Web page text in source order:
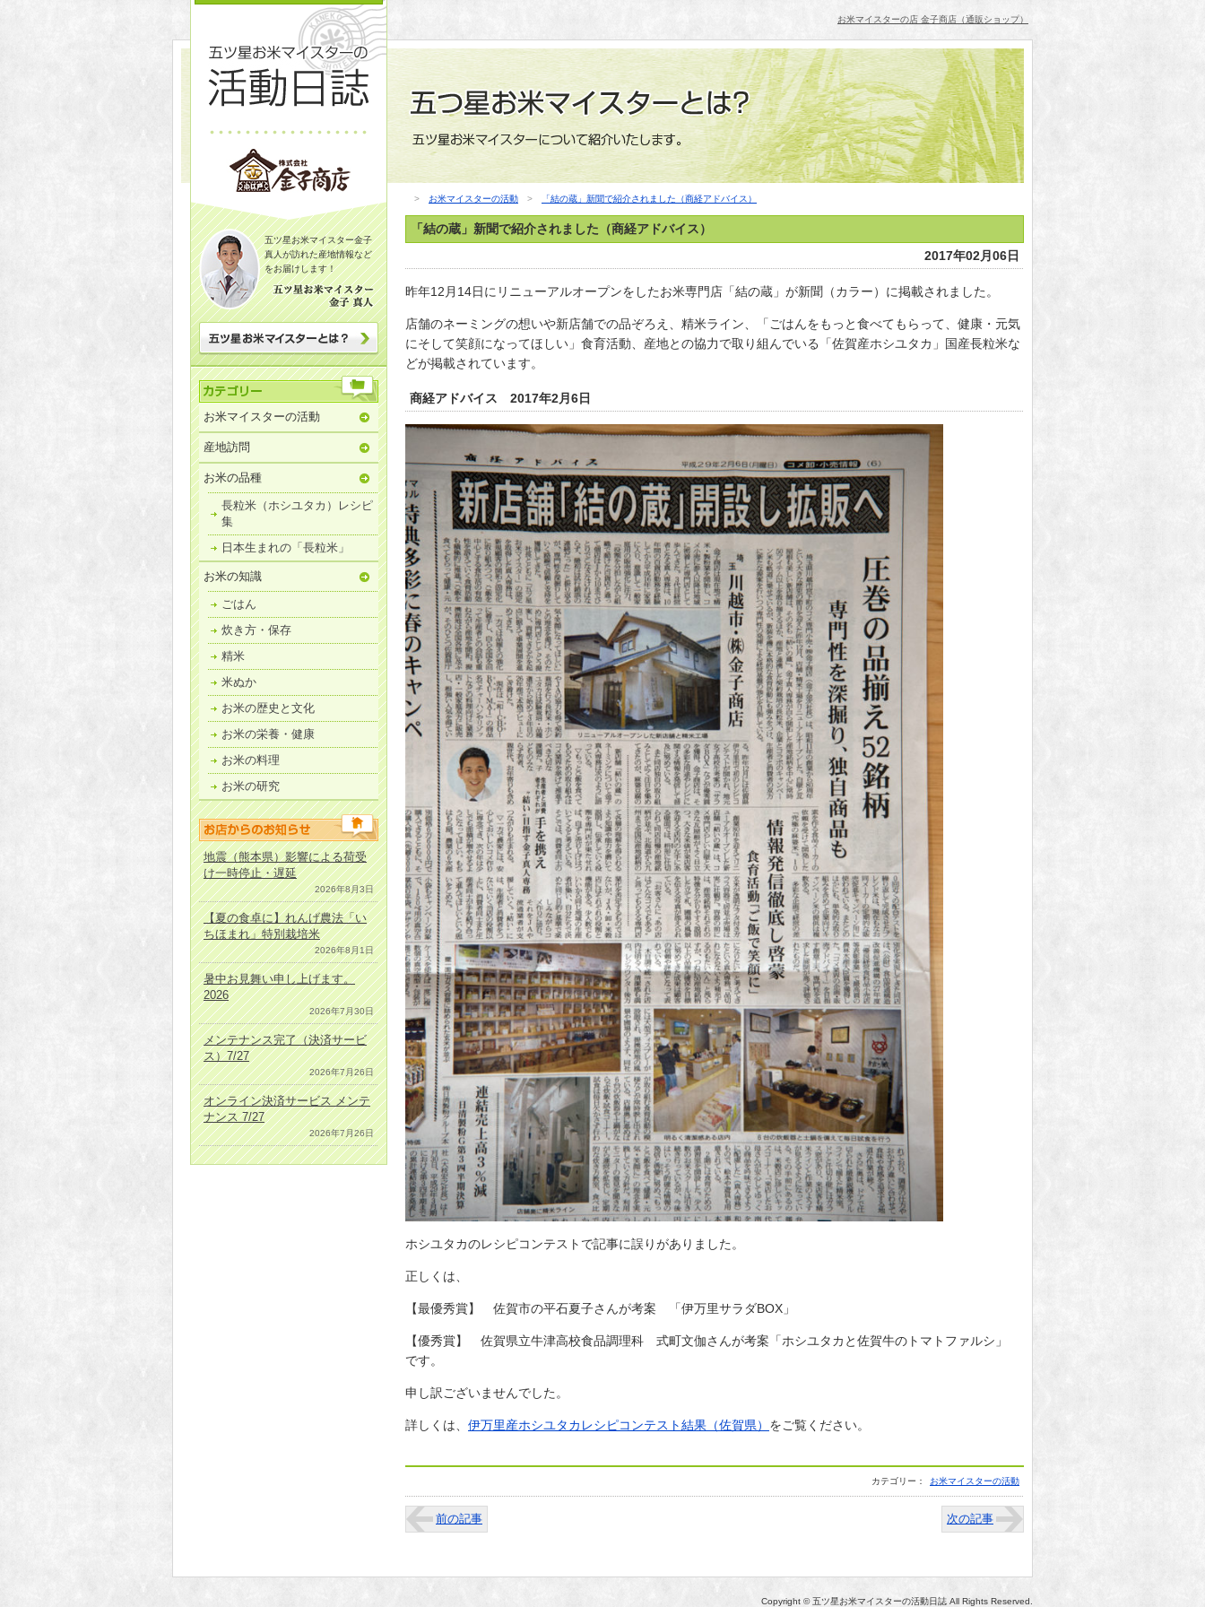
五ツ星お米マイスター金子
真人が訪れた産地情報など
をお届けします！
お米マイスターの店 金子商店（通販ショップ）
お米マイスターの活動
産地訪問
お米の品種
長粒米（ホシユタカ）レシピ
集
日本生まれの「長粒米」
お米の知識
ごはん
炊き方・保存
精米
米ぬか
お米の歴史と文化
お米の栄養・健康
お米の料理
お米の研究
地震（熊本県）影響による荷受
け一時停止・遅延
2026年8月3日
【夏の食卓に】れんげ農法「い
ちほまれ」特別栽培米
2026年8月1日
暑中お見舞い申し上げます。
2026
2026年7月30日
メンテナンス完了（決済サービ
ス）7/27
2026年7月26日
オンライン決済サービス メンテ
ナンス 7/27
2026年7月26日
> お米マイスターの活動 > 「結の蔵」新聞で紹介されました（商経アドバイス）
「結の蔵」新聞で紹介されました（商経アドバイス）
2017年02月06日
昨年12月14日にリニューアルオープンをしたお米専門店「結の蔵」が新聞（カラー）に掲載されました。
店舗のネーミングの想いや新店舗での品ぞろえ、精米ライン、「ごはんをもっと食べてもらって、健康・元気
にそして笑顔になってほしい」食育活動、産地との協力で取り組んでいる「佐賀産ホシユタカ」国産長粒米な
どが掲載されています。
商経アドバイス 2017年2月6日
ホシユタカのレシピコンテストで記事に誤りがありました。
正しくは、
【最優秀賞】 佐賀市の平石夏子さんが考案 「伊万里サラダBOX」
【優秀賞】 佐賀県立牛津高校食品調理科 式町文伽さんが考案「ホシユタカと佐賀牛のトマトファルシ」
です。
申し訳ございませんでした。
詳しくは、 伊万里産ホシユタカレシピコンテスト結果（佐賀県） をご覧ください。
カテゴリー： お米マイスターの活動
前の記事 次の記事
Copyright © 五ツ星お米マイスターの活動日誌 All Rights Reserved.